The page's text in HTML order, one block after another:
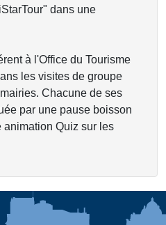
dans une
à l'Office du Tourisme
les visites de groupe
Chacune de ses
par une pause boisson
animation Quiz sur les